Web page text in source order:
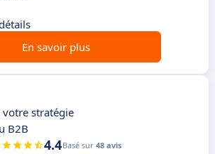
En savoir plus
votre stratégie
B2B
4.4Basé sur 48 avis